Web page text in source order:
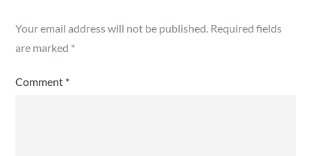
Your email address will not be published. Required fields
are marked *
Comment *